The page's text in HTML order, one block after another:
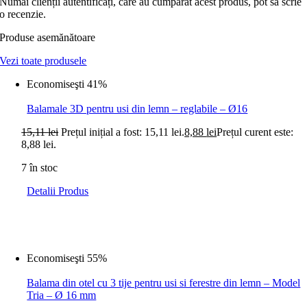
o recenzie.
Produse asemănătoare
Vezi toate produsele
Economiseşti 41%
Balamale 3D pentru usi din lemn – reglabile – Ø16
15,11lei Prețul inițial a fost: 15,11 lei.8,88leiPrețul curent este:
8,88 lei.
7 în stoc
Detalii Produs
Economiseşti 55%
Balama din otel cu 3 tije pentru usi si ferestre din lemn – Model
Tria – Ø 16 mm